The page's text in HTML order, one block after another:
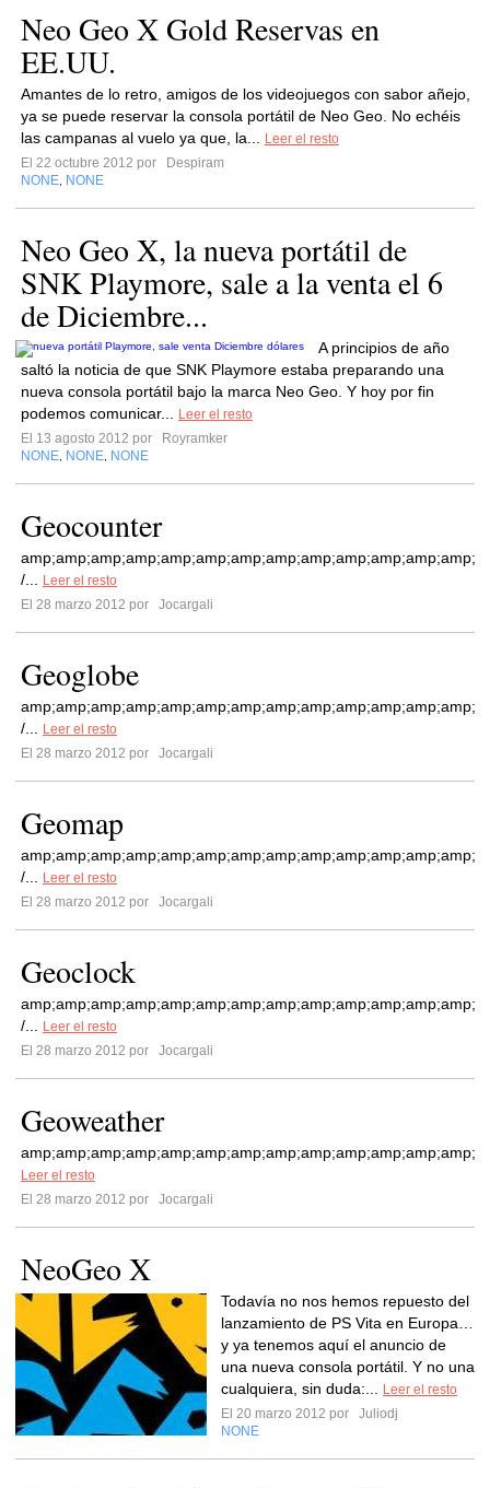
Neo Geo X Gold Reservas en
EE.UU.
Amantes de lo retro, amigos de los videojuegos con sabor añejo,
ya se puede reservar la consola portátil de Neo Geo. No echéis
las campanas al vuelo ya que, la...
Leer el resto
El 22 octubre 2012 por
Despiram
NONE NONE
Neo Geo X, la nueva portátil de
SNK Playmore, sale a la venta el 6
de Diciembre...
A principios de año
saltó la noticia de que SNK Playmore estaba preparando una
nueva consola portátil bajo la marca Neo Geo. Y hoy por fin
podemos comunicar...
Leer el resto
El 13 agosto 2012 por
Royramker
NONE NONE NONE
Geocounter
/...
Leer el resto
El 28 marzo 2012 por
Jocargali
Geoglobe
/...
Leer el resto
El 28 marzo 2012 por
Jocargali
Geomap
/...
Leer el resto
El 28 marzo 2012 por
Jocargali
Geoclock
/...
Leer el resto
El 28 marzo 2012 por
Jocargali
Geoweather
Leer el resto
El 28 marzo 2012 por
Jocargali
NeoGeo X
Todavía no nos hemos repuesto del
lanzamiento de PS Vita en Europa…
y ya tenemos aquí el anuncio de
una nueva consola portátil. Y no una
cualquiera, sin duda:...
Leer el resto
El 20 marzo 2012 por
Juliodj
NONE